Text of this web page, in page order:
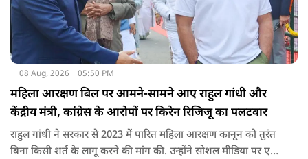
08 Aug, 2026 05:50 PM
महिला आरक्षण बिल पर आमने-सामने आए राहुल गांधी और
केंद्रीय मंत्री, कांग्रेस के आरोपों पर किरेन रिजिजू का पलटवार
राहुल गांधी ने सरकार से 2023 में पारित महिला आरक्षण कानून को तुरंत
बिना किसी शर्त के लागू करने की मांग की. उन्होंने सोशल मीडिया पर एक